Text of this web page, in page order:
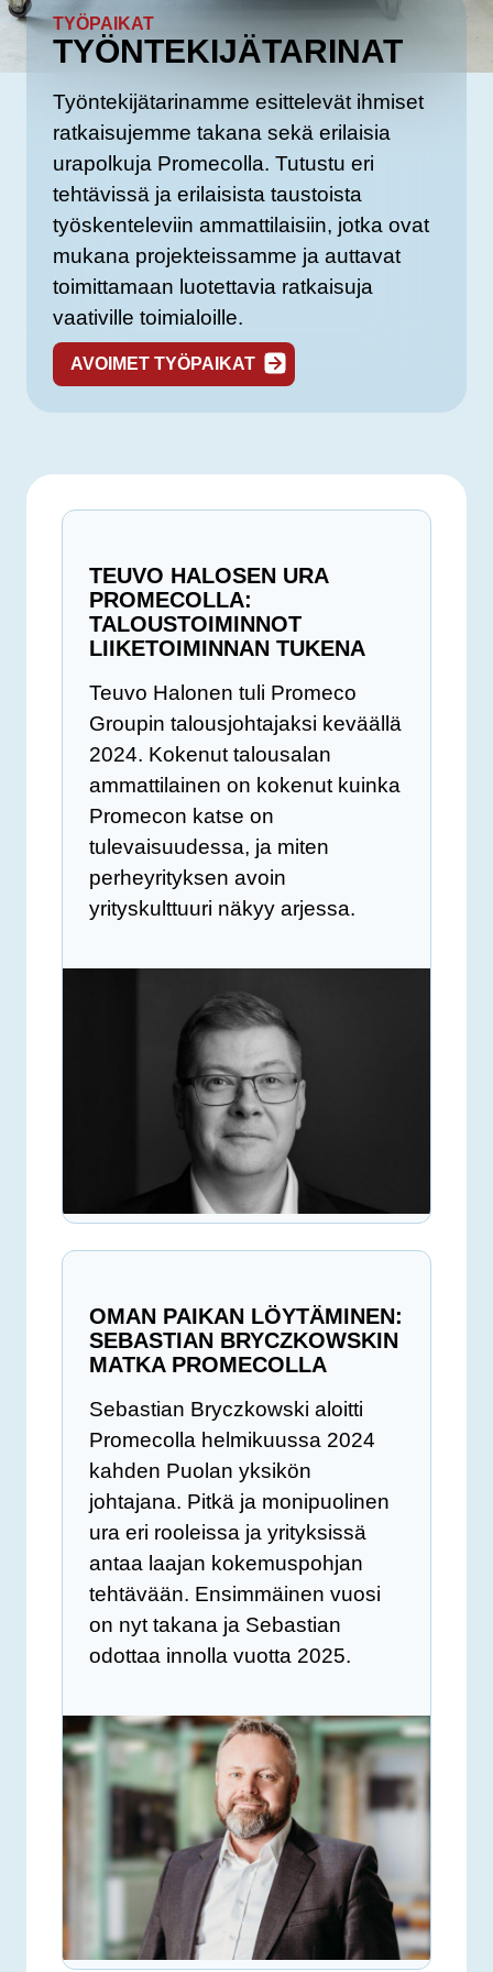
TYÖPAIKAT
TYÖNTEKIJÄTARINAT
Työntekijätarinamme esittelevät ihmiset
ratkaisujemme takana sekä erilaisia
urapolkuja Promecolla. Tutustu eri
tehtävissä ja erilaisista taustoista
työskenteleviin ammattilaisiin, jotka ovat
mukana projekteissamme ja auttavat
toimittamaan luotettavia ratkaisuja
vaativille toimialoille.
AVOIMET TYÖPAIKAT
TEUVO HALOSEN URA
PROMECOLLA:
TALOUSTOIMINNOT
LIIKETOIMINNAN TUKENA
Teuvo Halonen tuli Promeco
Groupin talousjohtajaksi keväällä
2024. Kokenut talousalan
ammattilainen on kokenut kuinka
Promecon katse on
tulevaisuudessa, ja miten
perheyrityksen avoin
yrityskulttuuri näkyy arjessa.
OMAN PAIKAN LÖYTÄMINEN:
SEBASTIAN BRYCZKOWSKIN
MATKA PROMECOLLA
Sebastian Bryczkowski aloitti
Promecolla helmikuussa 2024
kahden Puolan yksikön
johtajana. Pitkä ja monipuolinen
ura eri rooleissa ja yrityksissä
antaa laajan kokemuspohjan
tehtävään. Ensimmäinen vuosi
on nyt takana ja Sebastian
odottaa innolla vuotta 2025.